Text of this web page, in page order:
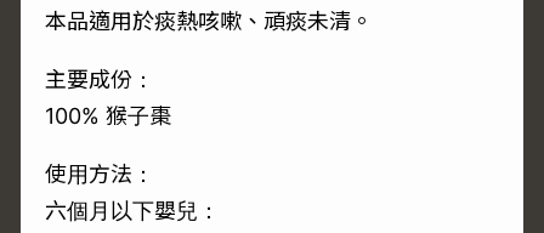
本品適用於痰熱咳嗽、頑痰未清。
主要成份：
100% 猴子棗
使用方法：
六個月以下嬰兒：